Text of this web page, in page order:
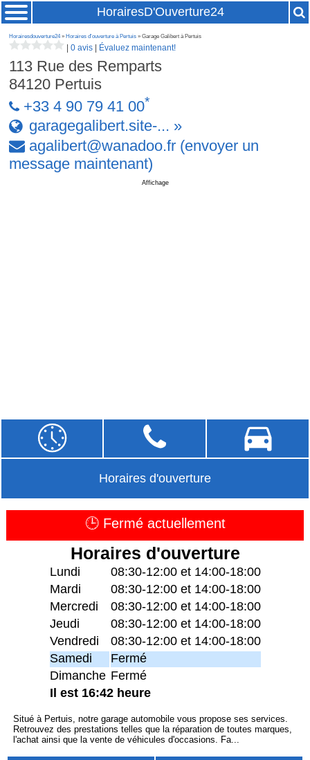
HorairesD'Ouverture24
Horairesdouverture24» Horaires d'ouverture à Pertuis » Garage Galibert à Pertuis
|0 avis Évaluez maintenant!
113 Rue des Remparts
84120 Pertuis
+33 4 90 79 41 00*
garagegalibert.site-... »
agalibert@wanadoo.fr (envoyer un
message maintenant)
Affichage
Horaires d'ouverture
🕒 Fermé actuellement
Horaires d'ouverture
Lundi
08:30-12:00 et 14:00-18:00
Mardi
08:30-12:00 et 14:00-18:00
Mercredi
08:30-12:00 et 14:00-18:00
Jeudi
08:30-12:00 et 14:00-18:00
Vendredi
08:30-12:00 et 14:00-18:00
Samedi
Fermé
Dimanche Fermé
Il est 16:42 heure
Situé à Pertuis, notre garage automobile vous propose ses services.
Retrouvez des prestations telles que la réparation de toutes marques,
l'achat ainsi que la vente de véhicules d'occasions. Fa...